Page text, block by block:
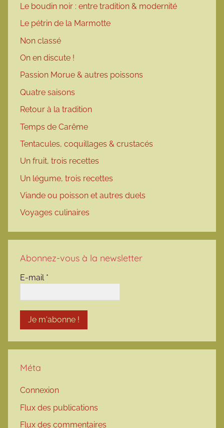
Le boudin noir : entre tradition & modernité
Le pétrin de la Marmotte
Non classé
On en discute !
Passion Morue & autres poissons
Quatre saisons
Retour à la tradition
Temps de Carême
Tentacules, coquillages & crustacés
Un fruit, trois recettes
Un légume, trois recettes
Viande ou poisson et autres duels
Voyages culinaires
Abonnez-vous à la newsletter
E-mail *
Méta
Connexion
Flux des publications
Flux des commentaires